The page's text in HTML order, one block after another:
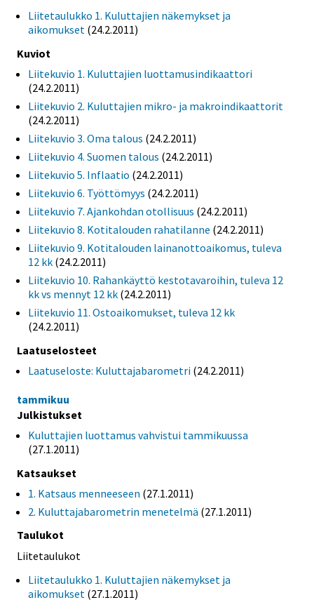
Liitetaulukko 1. Kuluttajien näkemykset ja
aikomukset (24.2.2011)
Kuviot
Liitekuvio 1. Kuluttajien luottamusindikaattori
(24.2.2011)
Liitekuvio 2. Kuluttajien mikro- ja makroindikaattorit
(24.2.2011)
Liitekuvio 3. Oma talous (24.2.2011)
Liitekuvio 4. Suomen talous (24.2.2011)
Liitekuvio 5. Inflaatio (24.2.2011)
Liitekuvio 6. Työttömyys (24.2.2011)
Liitekuvio 7. Ajankohdan otollisuus (24.2.2011)
Liitekuvio 8. Kotitalouden rahatilanne (24.2.2011)
Liitekuvio 9. Kotitalouden lainanottoaikomus, tuleva
12 kk (24.2.2011)
Liitekuvio 10. Rahankäyttö kestotavaroihin, tuleva 12
kk vs mennyt 12 kk (24.2.2011)
Liitekuvio 11. Ostoaikomukset, tuleva 12 kk
(24.2.2011)
Laatuselosteet
Laatuseloste: Kuluttajabarometri (24.2.2011)
tammikuu
Julkistukset
Kuluttajien luottamus vahvistui tammikuussa
(27.1.2011)
Katsaukset
1. Katsaus menneeseen (27.1.2011)
2. Kuluttajabarometrin menetelmä (27.1.2011)
Taulukot
Liitetaulukot
Liitetaulukko 1. Kuluttajien näkemykset ja
aikomukset (27.1.2011)